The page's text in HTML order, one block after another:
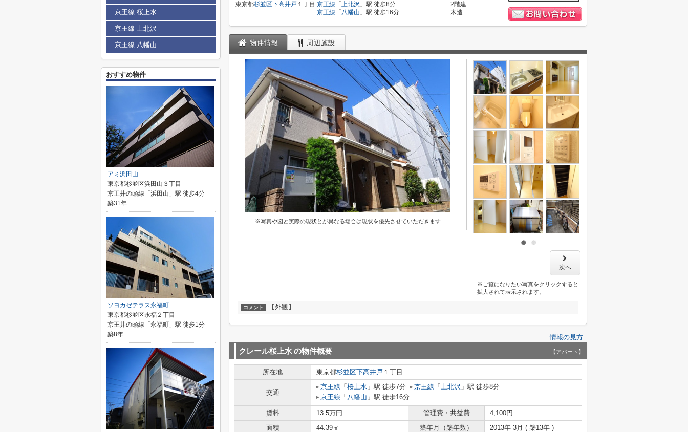
東京都杉並区下高井戸 １丁目 京王線 「 上北沢 」駅 徒歩8分
京王線 「 八幡山 」駅 徒歩16分
2階建
木造
物件情報 周辺施設
※写真や図と実際の現状とが異なる場合は現状を優先させていただきます
次へ
※ご覧になりたい写真をクリックすると
拡大されて表示されます。
コメント 【外観】
情報の見方
クレール桜上水の物件概要 【アパート】
所在地 東京都杉並区下高井戸 １丁目
交通
京王線 「 桜上水 」駅 徒歩7分 京王線 「 上北沢 」駅 徒歩8分
京王線 「 八幡山 」駅 徒歩16分
賃料 13.5万円 管理費・共益費
4,100円
面積
44.39㎡ 築年月（築年数）
2013年 3月 ( 築13年 )
京王線 桜上水
京王線 上北沢
京王線 八幡山
おすすめ物件
アミ浜田山
東京都杉並区浜田山３丁目
京王井の頭線「浜田山」駅 徒歩4分
築31年
ソヨカゼテラス永福町
東京都杉並区永福２丁目
京王井の頭線「永福町」駅 徒歩1分
築8年